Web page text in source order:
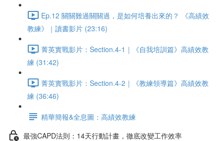
Ep.12 關關難過關關過，是如何培養出來的？ 《高績效
教練》｜讀書影片 (23:16)
菁英實戰影片：Section.4-1｜《自我培訓篇》高績效教
練 (31:42)
菁英實戰影片：Section.4-2｜《教練領導篇》高績效教
練 (36:46)
精華簡報&全息圖：高績效教練
最強CAPD法則：14天行動計畫，徹底改變工作效率